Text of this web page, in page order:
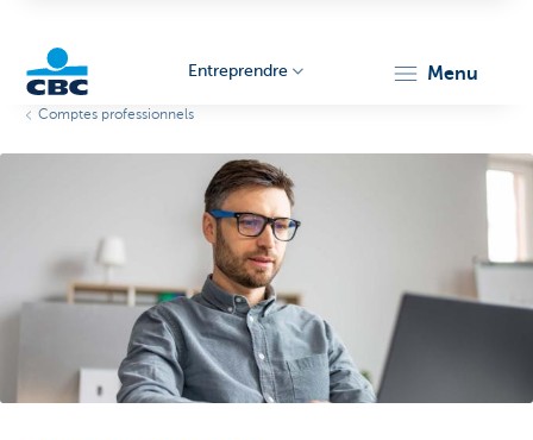
Entreprendre menu
Comptes professionnels